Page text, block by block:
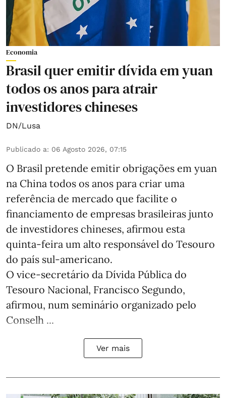
Economia
Brasil quer emitir dívida em yuan
todos os anos para atrair
investidores chineses
DN/Lusa
Publicado a: 06 Agosto 2026, 07:15
O Brasil pretende emitir obrigações em yuan
na China todos os anos para criar uma
referência de mercado que facilite o
financiamento de empresas brasileiras junto
de investidores chineses, afirmou esta
quinta-feira um alto responsável do Tesouro
do país sul-americano.
O vice-secretário da Dívida Pública do
Tesouro Nacional, Francisco Segundo,
afirmou, num seminário organizado pelo
Conselh ...
Ver mais